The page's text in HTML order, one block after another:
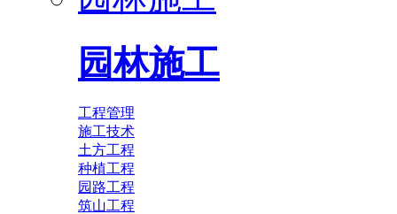
园林施工
工程管理
施工技术
土方工程
种植工程
园路工程
筑山工程